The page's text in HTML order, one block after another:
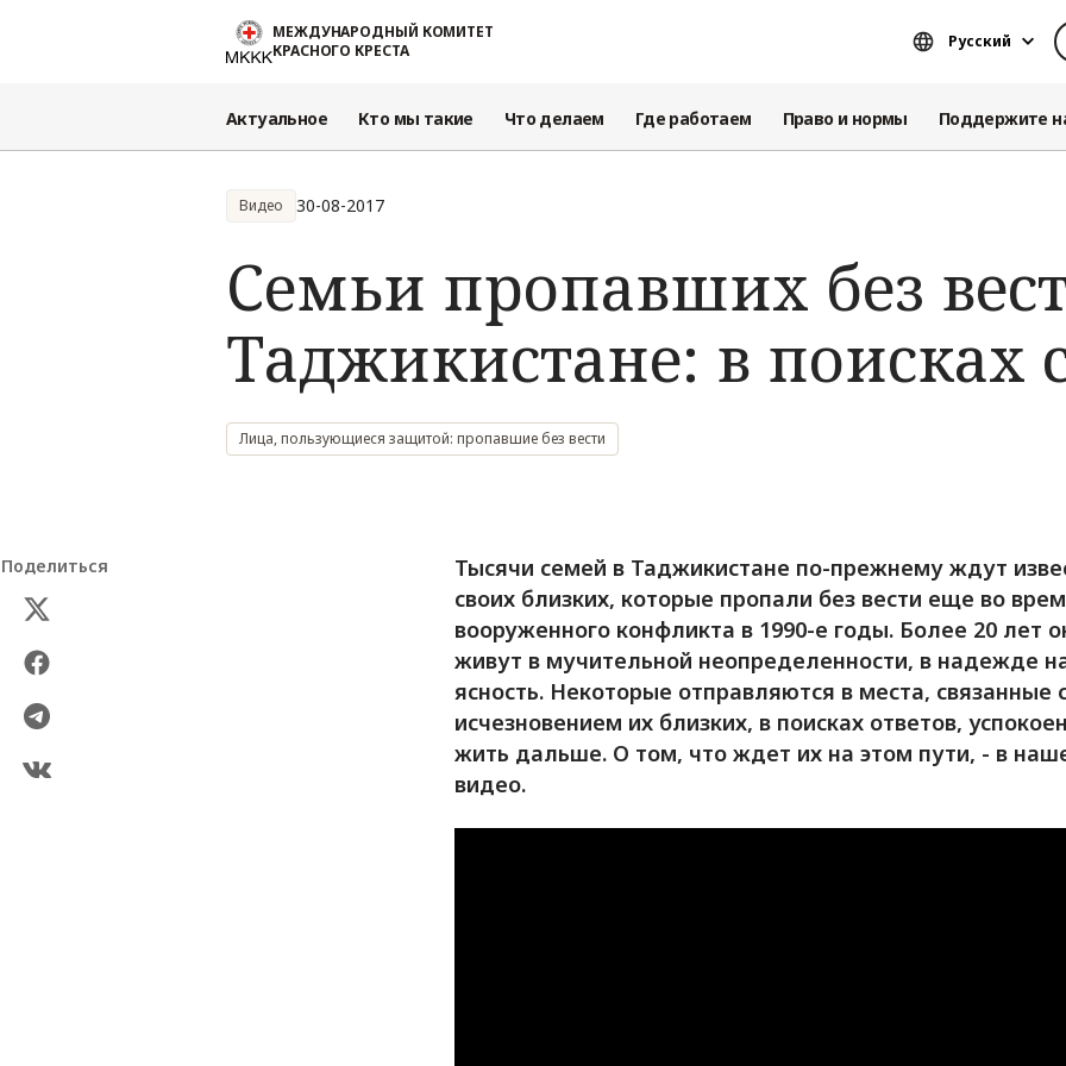
Перейти к основному содержаниюМЕЖДУНАРОДНЫЙ КОМИТЕТ
КРАСНОГО КРЕСТА
Русский
Актуальное Кто мы такие Что делаем Где работаем Право и нормы Поддержите
Видео 30-08-2017
Семьи пропавших без
Таджикистане: в поисках
Лица, пользующиеся защитой: пропавшие без вести
Поделиться
Тысячи семей в Таджикистане по-прежнему ждут
своих близких, которые пропали без вести еще во
вооруженного конфликта в 1990-е годы. Более 20 лет
живут в мучительной неопределенности, в надежде
ясность. Некоторые отправляются в места, связанные
исчезновением их близких, в поисках ответов,
жить дальше. О том, что ждет их на этом пути, - в
видео.